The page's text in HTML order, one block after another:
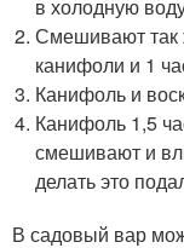
в холодную
Смешивают так
канифоли и 1
Канифоль и
Канифоль 1,5
смешивают и
делать это
В садовый вар